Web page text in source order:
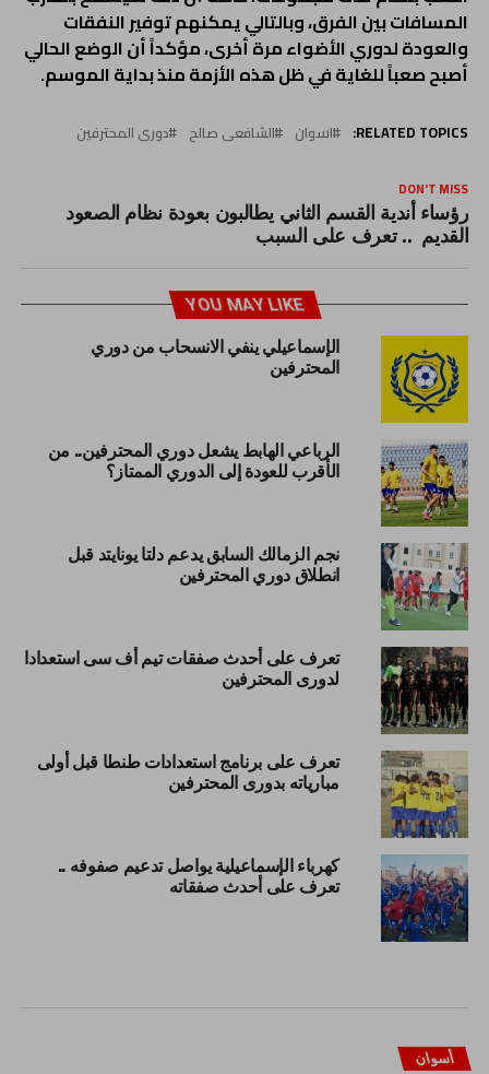
المسافات بين الفرق، وبالتالي يمكنهم توفير النفقات
والعودة لدوري الأضواء مرة أخرى، مؤكداً أن الوضع الحالي
أصبح صعباً للغاية في ظل هذه الأزمة منذ بداية الموسم.
RELATED TOPICS: اسوان الشافعى صالح دورى المحترفين
DON'T MISS
رؤساء أندية القسم الثاني يطالبون بعودة نظام الصعود
القديم .. تعرف على السبب
YOU MAY LIKE
الإسماعيلي ينفي الانسحاب من دوري
المحترفين
الرباعي الهابط يشعل دوري المحترفين.. من
الأقرب للعودة إلى الدوري الممتاز؟
نجم الزمالك السابق يدعم دلتا يونايتد قبل
انطلاق دوري المحترفين
تعرف على أحدث صفقات تيم أف سى استعدادا
لدورى المحترفين
تعرف على برنامج استعدادات طنطا قبل أولى
مبارياته بدورى المحترفين
كهرباء الإسماعيلية يواصل تدعيم صفوفه ..
تعرف على أحدث صفقاته
أسوان